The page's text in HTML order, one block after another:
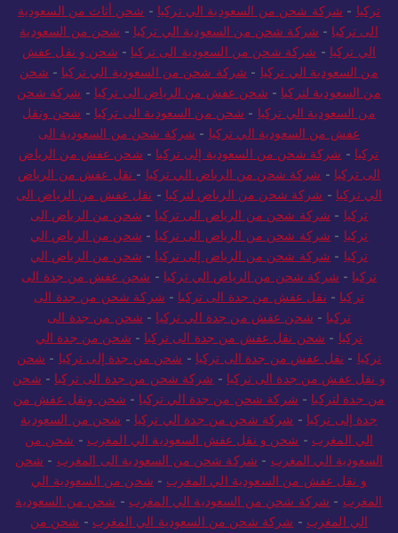
تركيا - شركة شحن من السعودية الي تركيا - شحن أثاث من السعودية
الى تركيا - شركة شحن من السعودية الي تركيا - شحن من السعودية
الي تركيا - شركة شحن من السعودية الى تركيا - شحن و نقل عفش
من السعودية الي تركيا - شركة شحن من السعودية الي تركيا - شحن
من السعودية لتركيا - شحن عفش من الرياض الى تركيا - شركة شحن
من السعودية الي تركيا - شحن من السعودية الى تركيا - شحن ونقل
عفش من السعودية الي تركيا - شركة شحن من السعودية الى
تركيا - شركة شحن من السعودية إلى تركيا - شحن عفش من الرياض
الى تركيا - شركة شحن من الرياض الي تركيا - نقل عفش من الرياض
الي تركيا - شركة شحن من الرياض لتركيا - نقل عفش من الرياض الى
تركيا - شركة شحن من الرياض الى تركيا - شحن من الرياض الى
تركيا - شركة شحن من الرياض الى تركيا - شحن من الرياض الي
تركيا - شركة شحن من الرياض إلى تركيا - شحن من الرياض الي
تركيا - شركة شحن من الرياض الي تركيا - شحن عفش من جدة الى
تركيا - نقل عفش من جدة الى تركيا - شركة شحن من جدة الى
تركيا - شحن عفش من جدة الي تركيا - شحن من جدة الى
تركيا - شحن نقل عفش من جدة الى تركيا - شحن من جدة الي
تركيا - نقل عفش من جدة الى تركيا - شحن من جدة إلى تركيا - شحن
و نقل عفش من جدة الى تركيا - شركة شحن من جدة الى تركيا - شحن
من جدة لتركيا - شركة شحن من جدة الي تركيا - شحن ونقل عفش من
جدة إلى تركيا - شركة شحن من جدة الي تركيا - شحن من السعودية
الي المغرب - شحن و نقل عفش السعودية الي المغرب - شحن من
السعودية الي المغرب - شركة شحن من السعودية الى المغرب - شحن
و نقل عفش من السعودية الي المغرب - شحن من السعودية الي
المغرب - شركة شحن من السعودية الي المغرب - شحن من السعودية
الي المغرب - شركة شحن من السعودية الي المغرب - شحن من